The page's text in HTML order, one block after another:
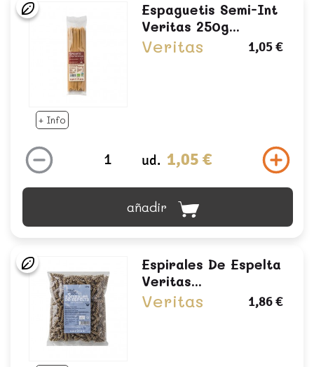
+ Info
Espaguetis Semi-Int
Veritas 250g...
Veritas 1,05 €
ud. 1,05 €
añadir
Espirales De Espelta
Veritas...
Veritas 1,86 €